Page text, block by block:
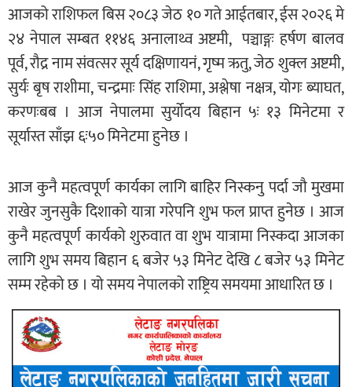
आजको राशिफल बिस २०८३ जेठ १० गते आईतबार, ईस २०२६ मे
२४ नेपाल सम्बत ११४६ अनालाथ्व अष्टमी, पञ्चाङ्गः हर्षण बालव
पूर्व, रौद्र नाम संवत्सर सूर्य दक्षिणायनं, गृष्म ऋतु, जेठ शुक्ल अष्टमी,
सुर्यः बृष राशीमा, चन्द्रमाः सिंह राशिमा, अश्लेषा नक्षत्र, योगः ब्याघत,
करणःबब । आज नेपालमा सुर्योदय बिहान ५ः १३ मिनेटमा र
सूर्यास्त साँझ ६ः५० मिनेटमा हुनेछ ।
आज कुनै महत्वपूर्ण कार्यका लागि बाहिर निस्कनु पर्दा जौ मुखमा
राखेर जुनसुकै दिशाको यात्रा गरेपनि शुभ फल प्राप्त हुनेछ । आज
कुनै महत्वपूर्ण कार्यको शुरुवात वा शुभ यात्रामा निस्कदा आजका
लागि शुभ समय बिहान ६ बजेर ५३ मिनेट देखि ८ बजेर ५३ मिनेट
सम्म रहेको छ । यो समय नेपालको राष्ट्रिय समयमा आधारित छ ।